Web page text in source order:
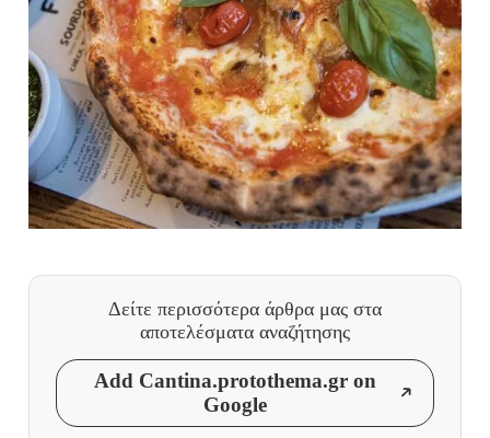
Δείτε περισσότερα άρθρα μας στα
αποτελέσματα αναζήτησης
Add Cantina.protothema.gr on
Google